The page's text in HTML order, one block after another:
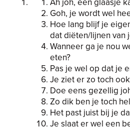
Goh, je wordt wel
Hoe lang blijf je
dat diëten/lijnen van
Wanneer ga je nou
eten?
Pas je wel op dat je
Je ziet er zo toch
Doe eens gezellig
Zo dik ben je toch
Het past juist bij je
Je slaat er wel een